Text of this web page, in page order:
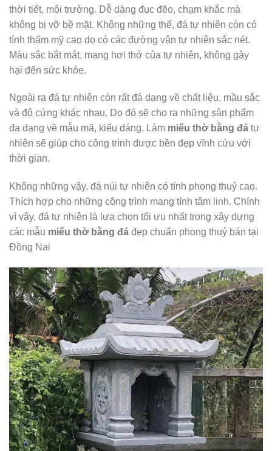
thời tiết, môi trường. Dễ dàng đục đẽo, chạm khắc mà
không bị vỡ bề mặt. Không những thế, đá tự nhiên còn có
tính thẩm mỹ cao do có các đường vân tự nhiên sắc nét.
Màu sắc bắt mắt, mang hơi thở của tự nhiên, không gây
hại đến sức khỏe.
Ngoài ra đá tự nhiên còn rất đá dạng về chất liệu, mầu sắc
và độ cứng khác nhau. Do đó sẽ cho ra những sản phẩm
đa dạng về mẫu mã, kiểu dáng. Làm miếu thờ bằng đá tự
nhiên sẽ giúp cho công trình được bền đẹp vĩnh cửu với
thời gian.
Không những vậy, đá núi tự nhiên có tính phong thuỷ cao.
Thích hợp cho những công trình mang tính tâm linh. Chính
vì vậy, đá tự nhiên là lựa chọn tối ưu nhất trong xây dựng
các mẫu miếu thờ bằng đá đẹp chuẩn phong thuỷ bán tại
Đồng Nai